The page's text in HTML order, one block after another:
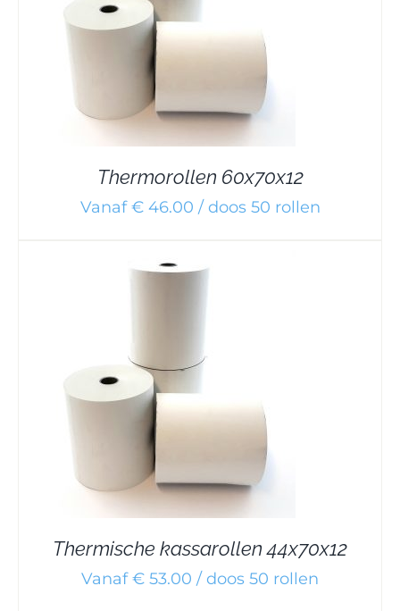
Thermorollen 60x70x12
Vanaf € 46.00 / doos 50 rollen
Thermische kassarollen 44x70x12
Vanaf € 53.00 / doos 50 rollen